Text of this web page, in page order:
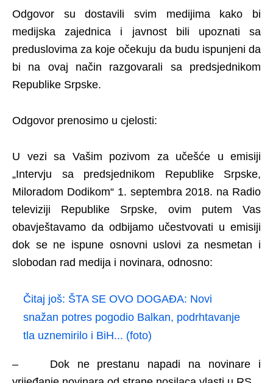
Odgovor su dostavili svim medijima kako bi
medijska zajednica i javnost bili upoznati sa
preduslovima za koje očekuju da budu ispunjeni da
bi na ovaj način razgovarali sa predsjednikom
Republike Srpske.
Odgovor prenosimo u cjelosti:
U vezi sa Vašim pozivom za učešće u emisiji
„Intervju sa predsjednikom Republike Srpske,
Miloradom Dodikom“ 1. septembra 2018. na Radio
televiziji Republike Srpske, ovim putem Vas
obavještavamo da odbijamo učestvovati u emisiji
dok se ne ispune osnovni uslovi za nesmetan i
slobodan rad medija i novinara, odnosno:
Čitaj još: ŠTA SE OVO DOGAĐA: Novi
snažan potres pogodio Balkan, podrhtavanje
tla uznemirilo i BiH... (foto)
– Dok ne prestanu napadi na novinare i